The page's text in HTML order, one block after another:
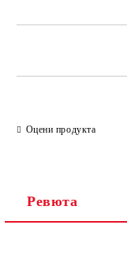
Оцени продукта
Ревюта